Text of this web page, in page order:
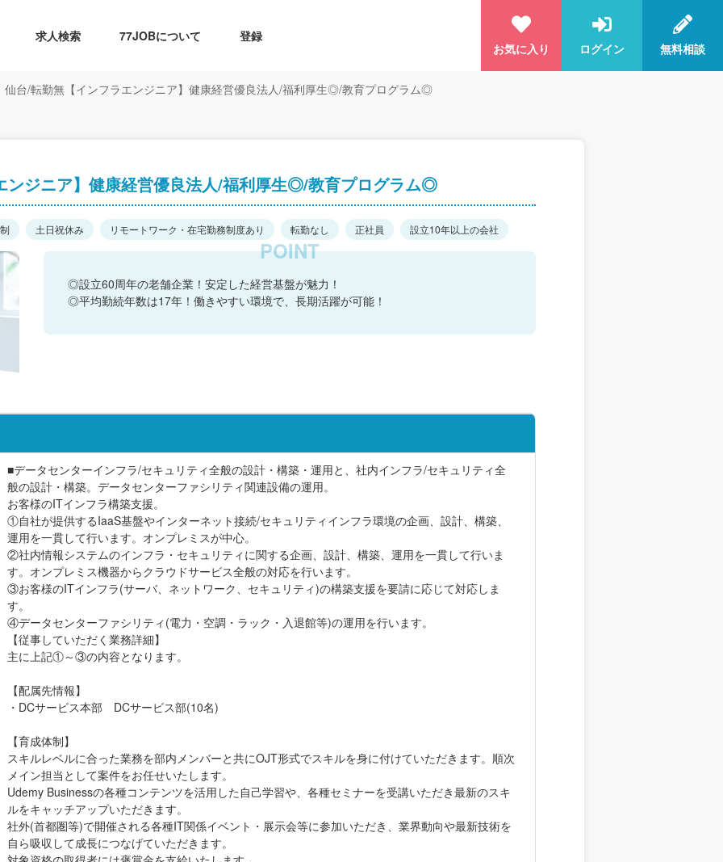
求人検索 77JOBについて
登録
お気に入り
ログイン 無料相談
仙台/転勤無【インフラエンジニア】健康経営優良法人/福利厚生◎/教育プログラム◎
ンジニア】健康経営優良法人/福利厚生◎/教育プログラム◎
土日祝休み リモートワーク・在宅勤務制度あり 転勤なし 正社員 設立10年以上の会社
◎設立60周年の老舗企業！安定した経営基盤が魅力！
◎平均勤続年数は17年！働きやすい環境で、長期活躍が可能！
■データセンターインフラ/セキュリティ全般の設計・構築・運用と、社内インフラ/セキュリティ全
般の設計・構築。データセンターファシリティ関連設備の運用。
お客様のITインフラ構築支援。
①自社が提供するIaaS基盤やインターネット接続/セキュリティインフラ環境の企画、設計、構築、
運用を一貫して行います。オンプレミスが中心。
②社内情報システムのインフラ・セキュリティに関する企画、設計、構築、運用を一貫して行いま
す。オンプレミス機器からクラウドサービス全般の対応を行います。
③お客様のITインフラ(サーバ、ネットワーク、セキュリティ)の構築支援を要請に応じて対応しま
す。
④データセンターファシリティ(電力・空調・ラック・入退館等)の運用を行います。
【従事していただく業務詳細】
主に上記①～③の内容となります。
【配属先情報】
・DCサービス本部 DCサービス部(10名)
【育成体制】
スキルレベルに合った業務を部内メンバーと共にOJT形式でスキルを身に付けていただきます。順次
メイン担当として案件をお任せいたします。
Udemy Businessの各種コンテンツを活用した自己学習や、各種セミナーを受講いただき最新のスキ
ルをキャッチアップいただきます。
社外(首都圏等)で開催される各種IT関係イベント・展示会等に参加いただき、業界動向や最新技術を
自ら吸収して成長につなげていただきます。